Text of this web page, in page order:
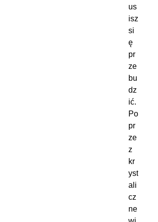
us
isz
si
ę
pr
ze
bu
dz
ić.
Po
pr
ze
z
kr
yst
ali
cz
ne